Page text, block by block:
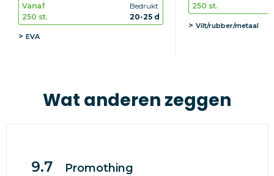
Vanaf
250 st.
Bedrukt
20-25 d
EVA
250 st.
Vilt/rubber/metaal
Wat anderen zeggen
9.7 Promothing